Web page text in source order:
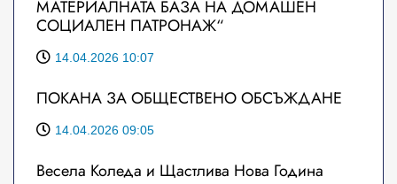
МАТЕРИАЛНАТА БАЗА НА ДОМАШЕН
СОЦИАЛЕН ПАТРОНАЖ“
14.04.2026 10:07
ПОКАНА ЗА ОБЩЕСТВЕНО ОБСЪЖДАНЕ
14.04.2026 09:05
Весела Коледа и Щастлива Нова Година